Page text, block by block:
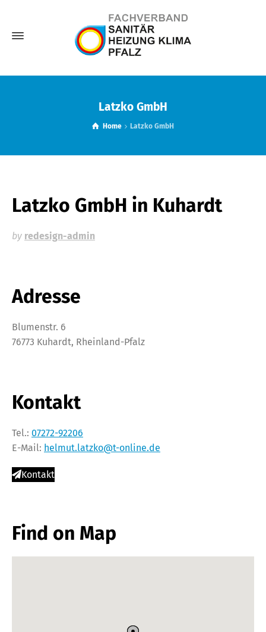
Latzko GmbH
Home Latzko GmbH
Latzko GmbH in Kuhardt
by redesign-admin
Adresse
Blumenstr. 6
76773 Kuhardt, Rheinland-Pfalz
Kontakt
Tel.: 07272-92206
E-Mail: helmut.latzko@t-online.de
Kontakt
Find on Map